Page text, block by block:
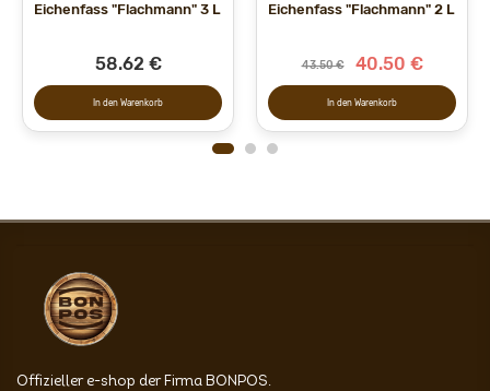
Eichenfass "Flachmann" 3 L
58.62 €
In den Warenkorb
Eichenfass "Flachmann" 2 L
43.50 € 40.50 €
In den Warenkorb
Offizieller e-shop der Firma BONPOS.